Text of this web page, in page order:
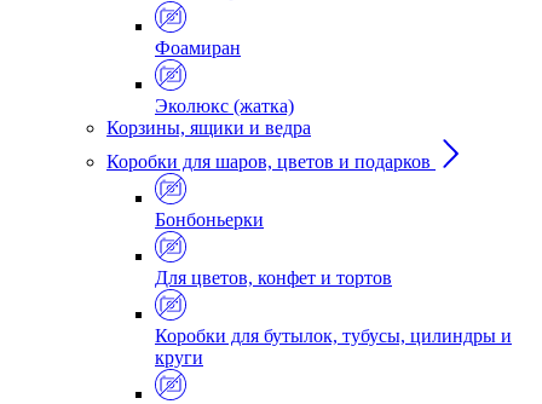
Фоамиран
Эколюкс (жатка)
Корзины, ящики и ведра
Коробки для шаров, цветов и подарков
Бонбоньерки
Для цветов, конфет и тортов
Коробки для бутылок, тубусы, цилиндры и
круги